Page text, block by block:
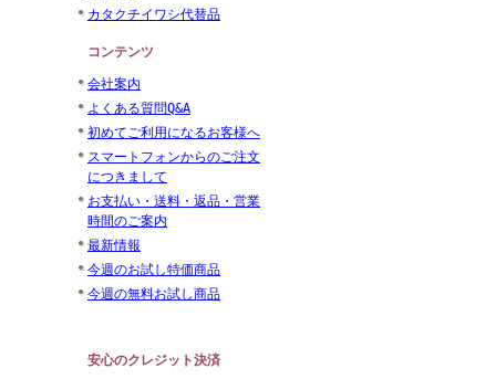
カタクチイワシ代替品
コンテンツ
会社案内
よくある質問Q&A
初めてご利用になるお客様へ
スマートフォンからのご注文
につきまして
お支払い・送料・返品・営業
時間のご案内
最新情報
今週のお試し特価商品
今週の無料お試し商品
安心のクレジット決済